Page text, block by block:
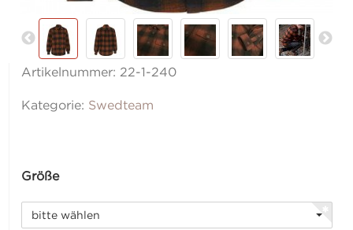
Artikelnummer: 22-1-240
Kategorie: Swedteam
Größe
bitte wählen